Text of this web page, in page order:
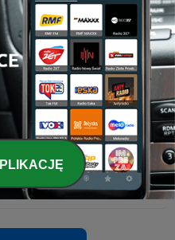
wrzucić, a co może Cię
/Puzzle Group/
warto wejść do gry? -
podatek
Group/